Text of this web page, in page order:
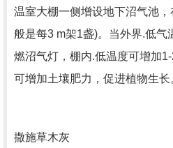
温室大棚一侧增设地下沼气池
般是每3 m架1盏)。当外界.低
燃沼气灯，棚内.低温度可增加
可增加土壤肥力，促进植物生长
撒施草木灰